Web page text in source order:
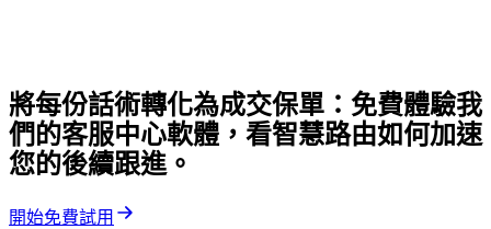
將每份話術轉化為成交保單：免費體驗我
們的客服中心軟體，看智慧路由如何加速
您的後續跟進。
開始免費試用